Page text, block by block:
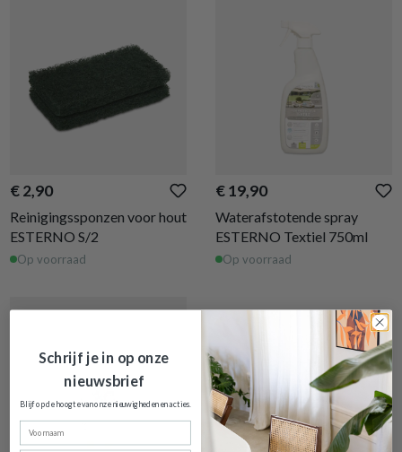
€ 2,90
Reinigingssponzen voor hout
ESTERNO S/2
Op voorraad
€ 19,90
Waterafstotende spray
ESTERNO Textiel 750ml
Op voorraad
Schrijf je in op onze
nieuwsbrief
Blijf op de hoogte van onze nieuwigheden enacties.
Voornaam